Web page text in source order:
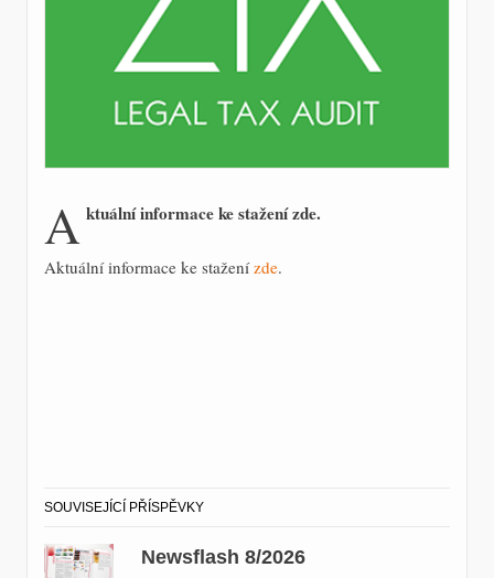
A ktuální informace ke stažení zde.
Aktuální informace ke staženízde.
SOUVISEJÍCÍ PŘÍSPĚVKY
Newsflash 8/2026